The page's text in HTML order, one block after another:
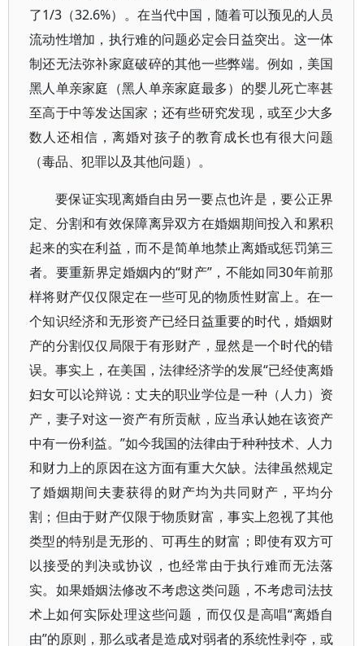
了1/3（32.6%）。在当代中国，随着可以预见的人员
流动性增加，执行难的问题必定会日益突出。这一体
制还无法弥补家庭破碎的其他一些弊端。例如，美国
黑人单亲家庭（黑人单亲家庭最多）的婴儿死亡率甚
至高于中等发达国家；还有些研究发现，或至少大多
数人还相信，离婚对孩子的教育成长也有很大问题
（毒品、犯罪以及其他问题）。
要保证实现离婚自由另一要点也许是，要公正界
定、分割和有效保障离异双方在婚姻期间投入和累积
起来的实在利益，而不是简单地禁止离婚或惩罚第三
者。要重新界定婚姻内的“财产”，不能如同30年前那
样将财产仅仅限定在一些可见的物质性财富上。在一
个知识经济和无形资产已经日益重要的时代，婚姻财
产的分割仅仅局限于有形财产，显然是一个时代的错
误。事实上，在美国，法律经济学的发展“已经使离婚
妇女可以论辩说：丈夫的职业学位是一种（人力）资
产，妻子对这一资产有所贡献，应当承认她在该资产
中有一份利益。”如今我国的法律由于种种技术、人力
和财力上的原因在这方面有重大欠缺。法律虽然规定
了婚姻期间夫妻获得的财产均为共同财产，平均分
割；但由于财产仅限于物质财富，事实上忽视了其他
类型的特别是无形的、可再生的财富；即使有双方可
以接受的判决或协议，也经常由于执行难而无法落
实。如果婚姻法修改不考虑这类问题，不考虑司法技
术上如何实际处理这些问题，而仅仅是高唱“离婚自
由”的原则，那么或者是造成对弱者的系统性剥夺，或